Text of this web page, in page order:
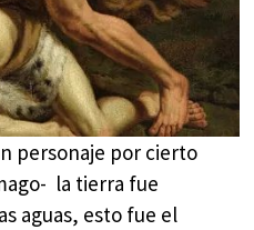
personaje por cierto
la tierra fue
aguas, esto fue el